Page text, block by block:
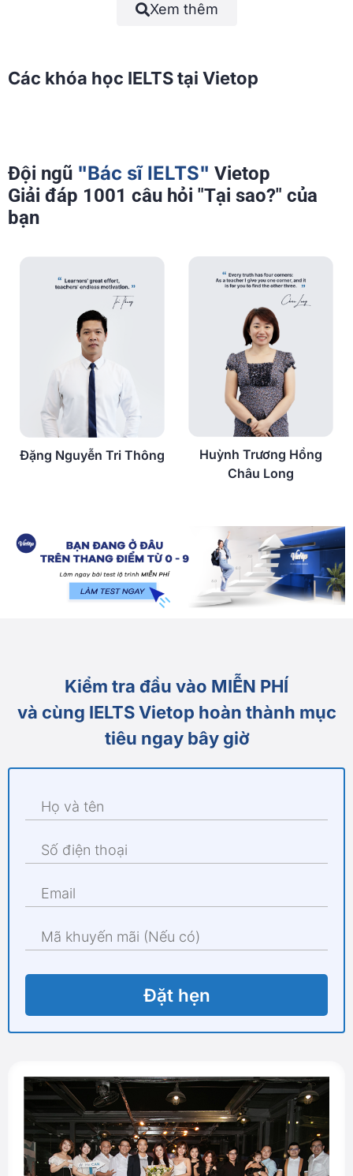
Xem thêm
Các khóa học IELTS tại Vietop
Đội ngũ "Bác sĩ IELTS" Vietop
Giải đáp 1001 câu hỏi "Tại sao?" của
bạn
Đặng Nguyễn Tri Thông
Huỳnh Trương Hồng
Châu Long
Kiểm tra đầu vào MIỄN PHÍ
và cùng IELTS Vietop hoàn thành mục
tiêu ngay bây giờ
Đặt hẹn